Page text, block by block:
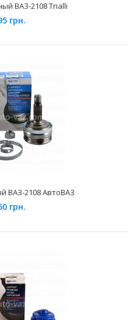
ВАЗ-2123 Niva Chevrolet Trialli
грн.
модификаций...
ВАЗ-2108 Trialli
грн.
ВАЗ-2108 АвтоВАЗ
грн.